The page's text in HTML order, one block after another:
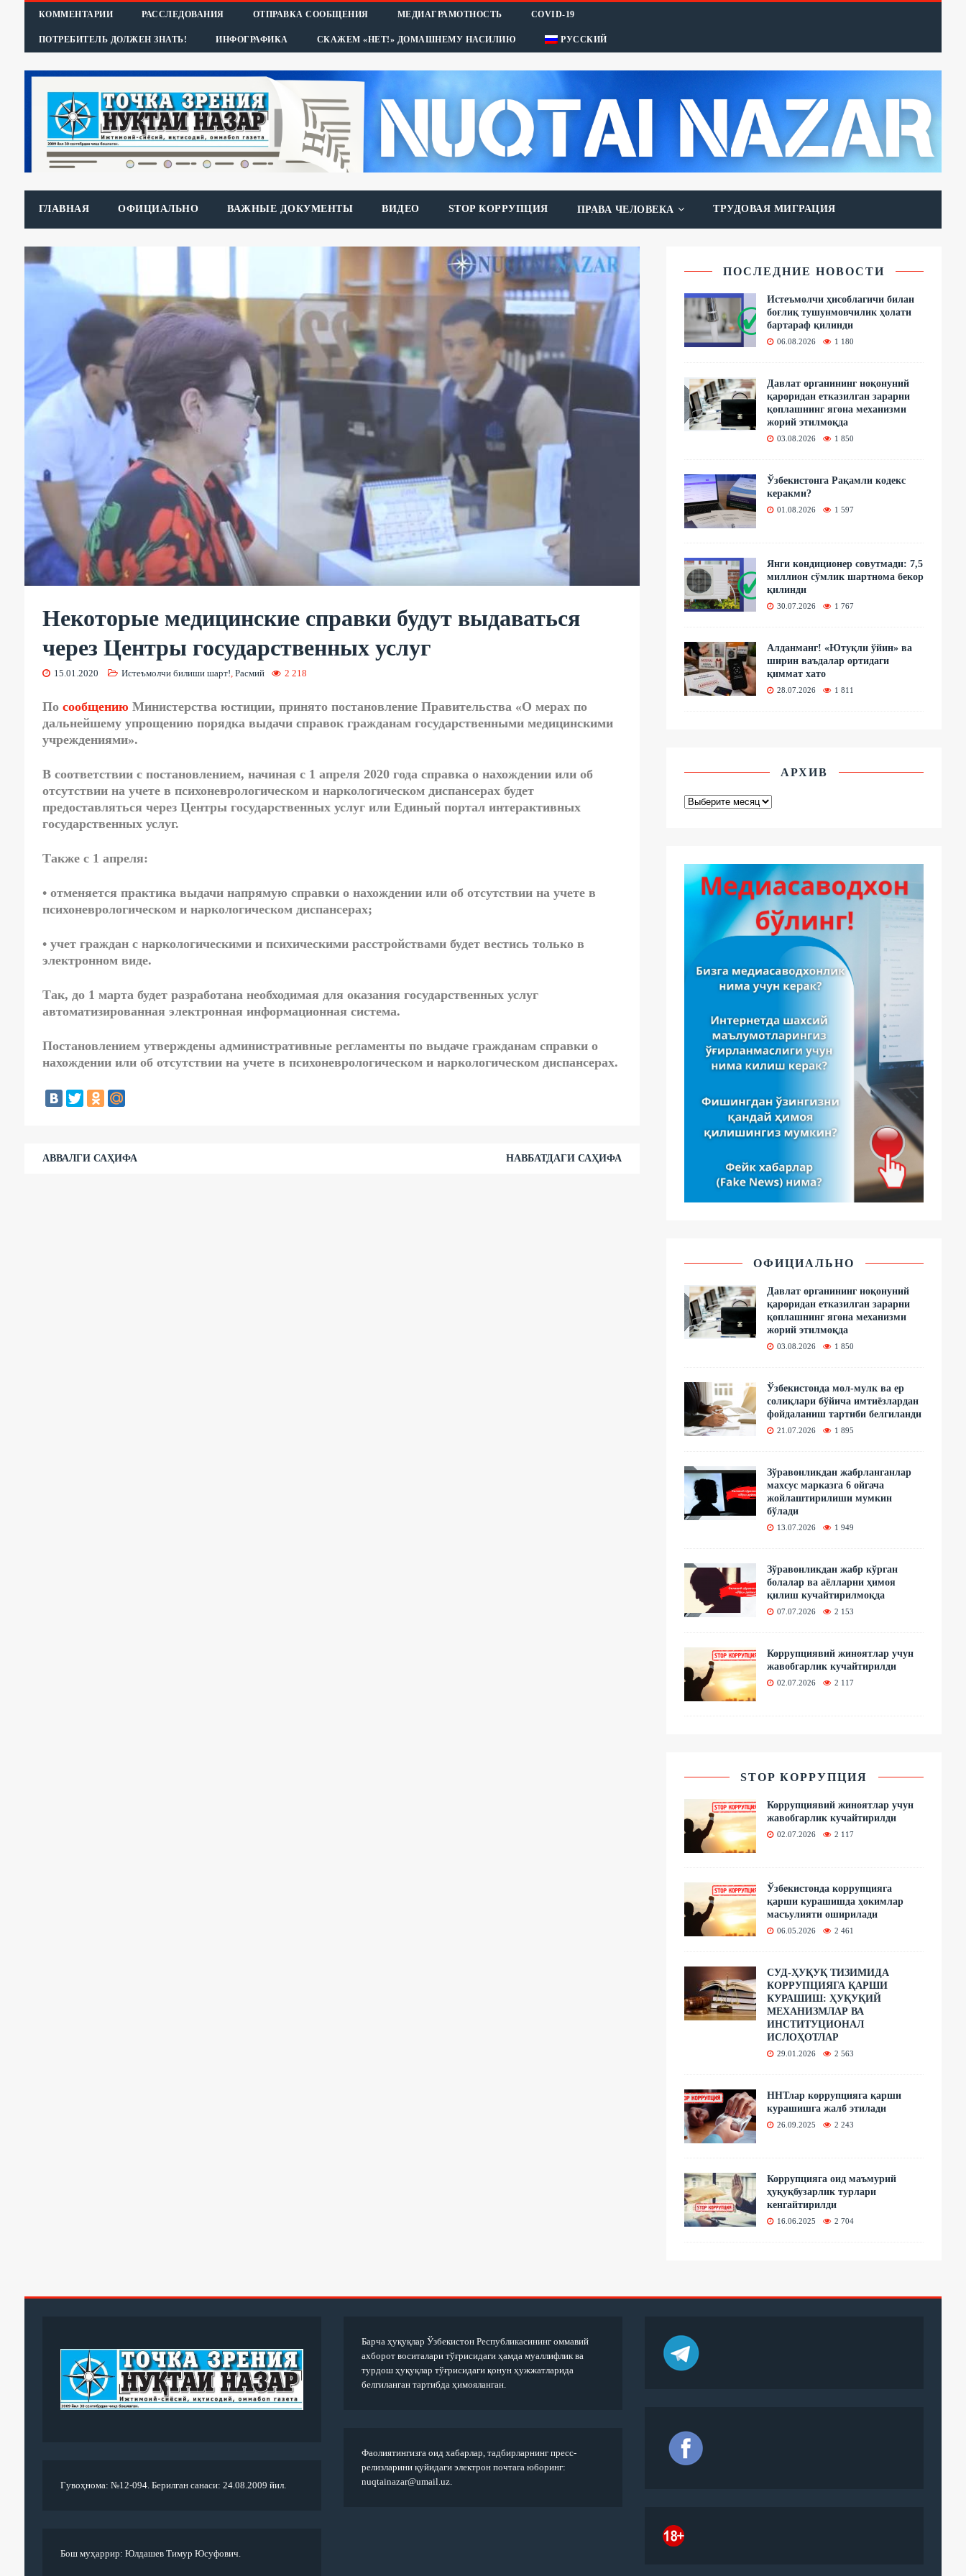
КОММЕНТАРИИ РАССЛЕДОВАНИЯ ОТПРАВКА СООБЩЕНИЯ МЕДИАГРАМОТНОСТЬ COVID-19
ПОТРЕБИТЕЛЬ ДОЛЖЕН ЗНАТЬ! ИНФОГРАФИКА СКАЖЕМ «НЕТ!» ДОМАШНЕМУ НАСИЛИЮ РУССКИЙ
ГЛАВНАЯ ОФИЦИАЛЬНО ВАЖНЫЕ ДОКУМЕНТЫ ВИДЕО STOP КОРРУПЦИЯ ПРАВА ЧЕЛОВЕКА ТРУДОВАЯ МИГРАЦИЯ
Некоторые медицинские справки будут выдаваться
через Центры государственных услуг
15.01.2020 Истеъмолчи билиши шарт! Расмий 2 218
По сообщению Министерства юстиции, принято постановление Правительства «О мерах по
дальнейшему упрощению порядка выдачи справок гражданам государственными медицинскими
учреждениями».
В соответствии с постановлением, начиная с 1 апреля 2020 года справка о нахождении или об
отсутствии на учете в психоневрологическом и наркологическом диспансерах будет
предоставляться через Центры государственных услуг или Единый портал интерактивных
государственных услуг.
Также с 1 апреля:
• отменяется практика выдачи напрямую справки о нахождении или об отсутствии на учете в
психоневрологическом и наркологическом диспансерах;
• учет граждан с наркологическими и психическими расстройствами будет вестись только в
электронном виде.
Так, до 1 марта будет разработана необходимая для оказания государственных услуг
автоматизированная электронная информационная система.
Постановлением утверждены административные регламенты по выдаче гражданам справки о
нахождении или об отсутствии на учете в психоневрологическом и наркологическом диспансерах.
АВВАЛГИ САҲИФА НАВБАТДАГИ САҲИФА
ПОСЛЕДНИЕ НОВОСТИ
Истеъмолчи ҳисоблагичи билан
боғлиқ тушунмовчилик ҳолати
бартараф қилинди
06.08.2026 1 180
Давлат органининг ноқонуний
қароридан етказилган зарарни
қоплашнинг ягона механизми
жорий этилмоқда
03.08.2026 1 850
Ўзбекистонга Рақамли кодекс
керакми?
01.08.2026 1 597
Янги кондиционер совутмади: 7,5
миллион сўмлик шартнома бекор
қилинди
30.07.2026 1 767
Алданманг! «Ютуқли ўйин» ва
ширин ваъдалар ортидаги
қиммат хато
28.07.2026 1 811
АРХИВ
ОФИЦИАЛЬНО
Давлат органининг ноқонуний
қароридан етказилган зарарни
қоплашнинг ягона механизми
жорий этилмоқда
03.08.2026 1 850
Ўзбекистонда мол-мулк ва ер
солиқлари бўйича имтиёзлардан
фойдаланиш тартиби белгиланди
21.07.2026 1 895
Зўравонликдан жабрланганлар
махсус марказга 6 ойгача
жойлаштирилиши мумкин
бўлади
13.07.2026 1 949
Зўравонликдан жабр кўрган
болалар ва аёлларни ҳимоя
қилиш кучайтирилмоқда
07.07.2026 2 153
Коррупциявий жиноятлар учун
жавобгарлик кучайтирилди
02.07.2026 2 117
STOP КОРРУПЦИЯ
Коррупциявий жиноятлар учун
жавобгарлик кучайтирилди
02.07.2026 2 117
Ўзбекистонда коррупцияга
қарши курашишда ҳокимлар
масъулияти оширилади
06.05.2026 2 461
СУД-ҲУҚУҚ ТИЗИМИДА
КОРРУПЦИЯГА ҚАРШИ
КУРАШИШ: ҲУҚУҚИЙ
МЕХАНИЗМЛАР ВА
ИНСТИТУЦИОНАЛ
ИСЛОҲОТЛАР
29.01.2026 2 563
ННТлар коррупцияга қарши
курашишга жалб этилади
26.09.2025 2 243
Коррупцияга оид маъмурий
ҳуқуқбузарлик турлари
кенгайтирилди
16.06.2025 2 704
Гувоҳнома: №12-094. Берилган санаси: 24.08.2009 йил.
Бош муҳаррир: Юлдашев Тимур Юсуфович.
Барча ҳуқуқлар Ўзбекистон Республикасининг оммавий
ахборот воситалари тўғрисидаги ҳамда муаллифлик ва
турдош ҳуқуқлар тўғрисидаги қонун ҳужжатларида
белгиланган тартибда ҳимояланган.
Фаолиятингизга оид хабарлар, тадбирларнинг пресс-
релизларини қуйидаги электрон почтага юборинг:
nuqtainazar@umail.uz.